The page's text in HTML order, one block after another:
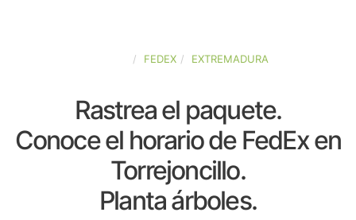
FEDEX EXTREMADURA
Rastrea el paquete.
Conoce el horario de FedEx en
Torrejoncillo.
Planta árboles.